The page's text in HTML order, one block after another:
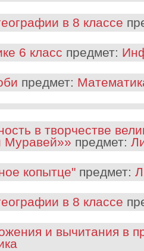
в 8 классе
6 класс предмет:
предмет:
в творчестве
Муравей»» предмет:
копытце" предмет:
в 8 классе
и вычитания в